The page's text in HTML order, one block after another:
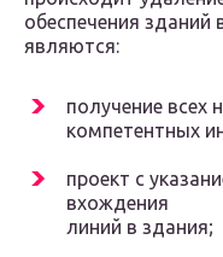
обеспечения зданий
являются:
получение всех
компетентных
проект с
вхождения
линий в здания;